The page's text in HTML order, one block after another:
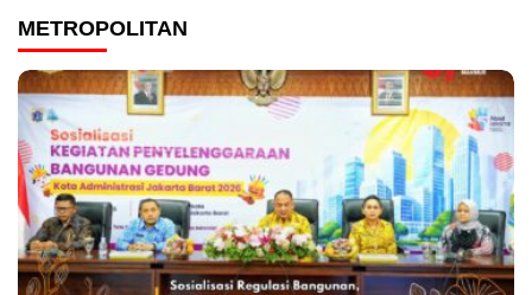
METROPOLITAN